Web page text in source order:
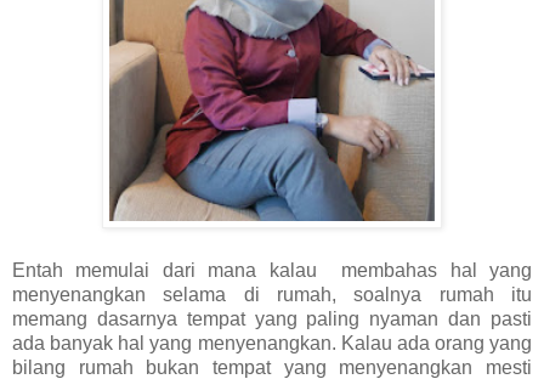
Entah memulai dari mana kalau membahas hal yang
menyenangkan selama di rumah, soalnya rumah itu
memang dasarnya tempat yang paling nyaman dan pasti
ada banyak hal yang menyenangkan. Kalau ada orang yang
bilang rumah bukan tempat yang menyenangkan mesti